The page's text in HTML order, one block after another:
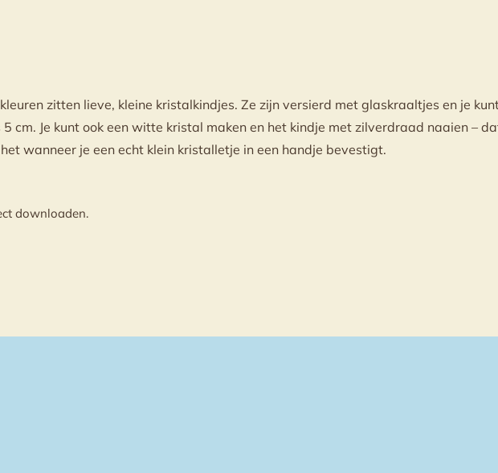
zitten lieve, kleine kristalkindjes. Ze zijn versierd met glaskraaltjes en je
cm. Je kunt ook een witte kristal maken en het kindje met zilverdraad naaien –
wanneer je een echt klein kristalletje in een handje bevestigt.
downloaden.